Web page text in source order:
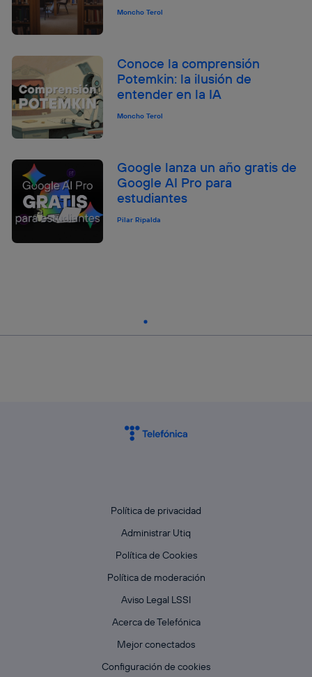
Moncho Terol
Conoce la comprensión
Potemkin: la ilusión de
entender en la IA
Moncho Terol
Google lanza un año gratis de
Google AI Pro para
estudiantes
Pilar Ripalda
Política de privacidad
Administrar Utiq
Política de Cookies
Política de moderación
Aviso Legal LSSI
Acerca de Telefónica
Mejor conectados
Configuración de cookies